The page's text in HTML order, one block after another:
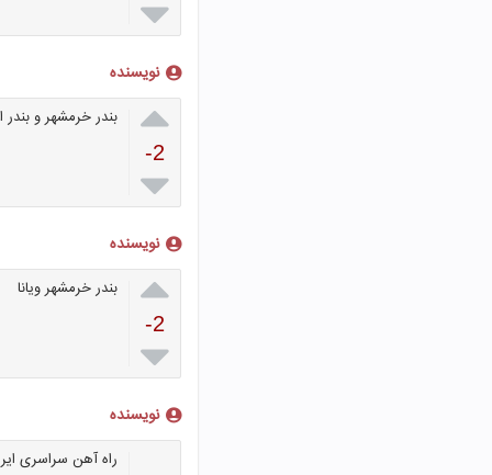

نویسنده

-2

بندر خرمشهر و
نویسنده

-2

بندر خرمشهر ویانا
نویسنده
راه آهن سراسری